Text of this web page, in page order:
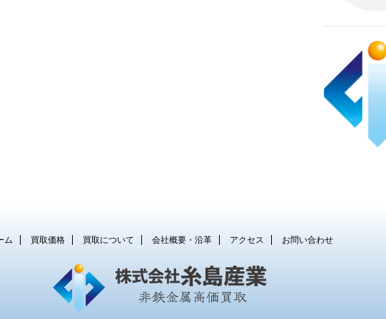
ム 買取価格 買取について 会社概要・沿革 アクセス お問い合わせ